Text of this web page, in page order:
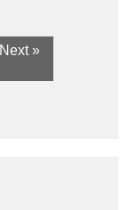
Next »